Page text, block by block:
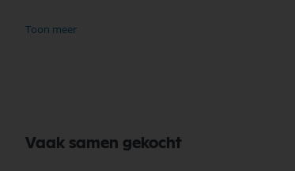
Lichtkleur (Kelvin)
Toon meer
Vaak samen gekocht